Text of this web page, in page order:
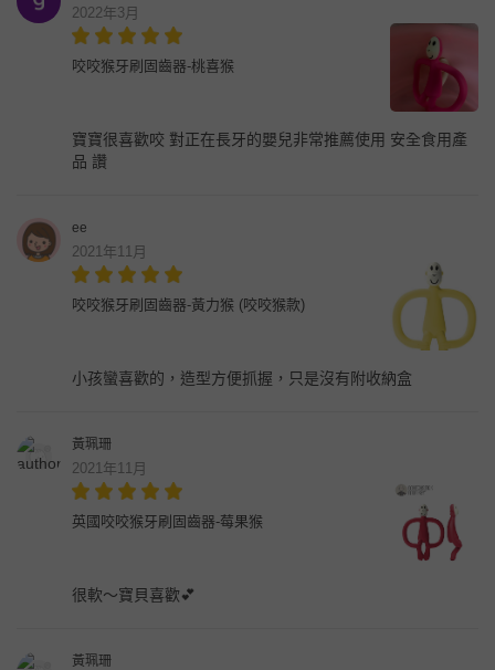
2022年3月
咬咬猴牙刷固齒器-桃喜猴
寶寶很喜歡咬 對正在長牙的嬰兒非常推薦使用 安全食用產
品 讚
ee
2021年11月
咬咬猴牙刷固齒器-黃力猴 (咬咬猴款)
小孩蠻喜歡的，造型方便抓握，只是沒有附收納盒
黃珮珊
2021年11月
英國咬咬猴牙刷固齒器-莓果猴
很軟～寶貝喜歡💕
黃珮珊